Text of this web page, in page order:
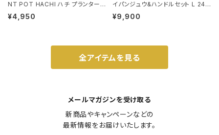
NT POT HACHI ハチ プランターポ
ット 3号 ブラック
¥4,950
イパンジュウ&ハンドルセット L 24c
m ガス火・IH対応 鉄フライパン ウォ
¥9,900
全アイテムを見る
メールマガジンを受け取る
新商品やキャンペーンなどの
最新情報をお届けいたします。